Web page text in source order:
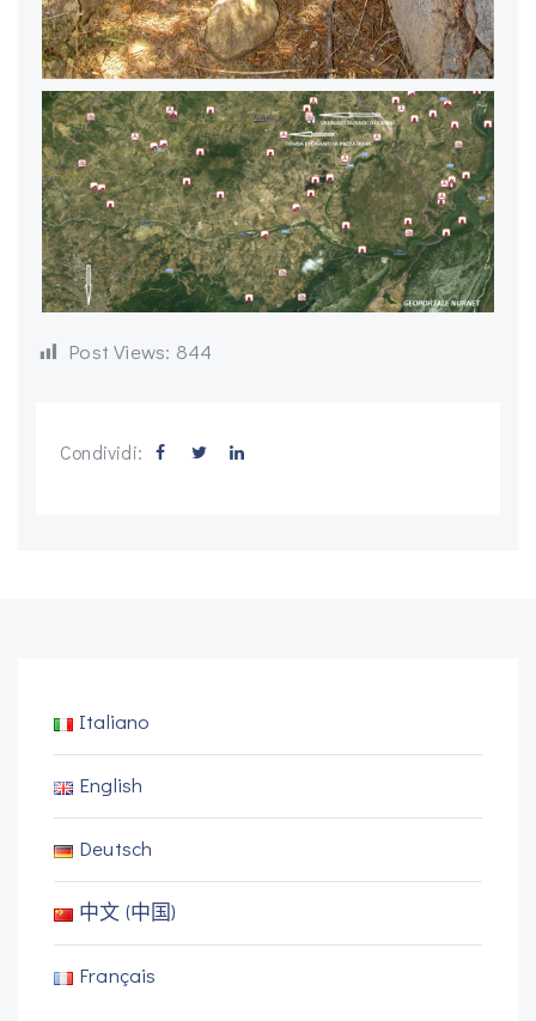
Post Views: 844
Condividi:
Italiano
English
Deutsch
中文 (中国)
Français